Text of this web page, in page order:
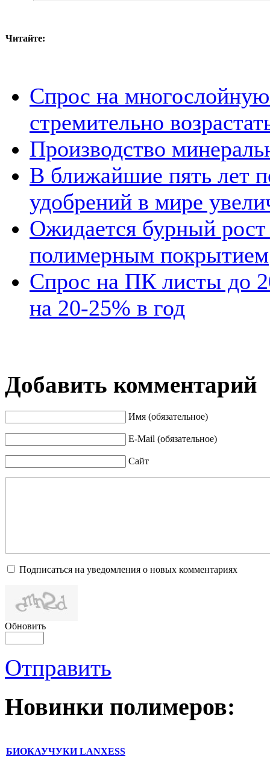
Читайте:
Спрос на
стремительно
Производство
В ближайшие пять лет
удобрений в мире
Ожидается бурный рост
полимерным покрытием
Спрос на ПК листы до
на ­­20-25% в год
Добавить комментарий
Имя (обязательное)
E-Mail (обязательное)
Сайт
Подписаться на уведомления о новых комментариях
Обновить
Отправить
Новинки полимеров:
БИОКАУЧУКИ LANXESS